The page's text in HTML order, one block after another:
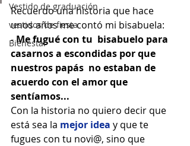
Vestido de graduación
vestidos de fiesta
Bienestar
Recuerdo una historia que hace
unos años me contó mi bisabuela:
- Me fugué con tu  bisabuelo para
casarnos a escondidas por que
nuestros papás  no estaban de
acuerdo con el amor que
sentíamos...
Con la historia no quiero decir que
está sea la mejor idea y que te
fugues con tu novi@, sino que